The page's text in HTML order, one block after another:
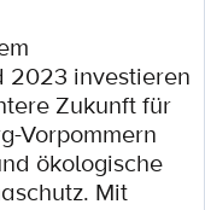
2023 investieren
Zukunft für
Vorpommern
ökologische
Mit